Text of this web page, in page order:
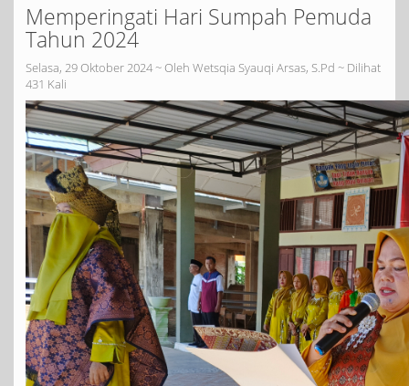
Memperingati Hari Sumpah Pemuda
Tahun 2024
Selasa, 29 Oktober 2024 ~ Oleh Wetsqia Syauqi Arsas, S.Pd ~ Dilihat
431 Kali